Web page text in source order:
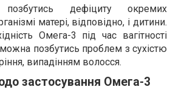
дефіциту окремих
матері, відповідно, і дитини.
Омега-3 під час вагітності
позбутись проблем з сухістю
випадінням волосся.
застосування Омега-3